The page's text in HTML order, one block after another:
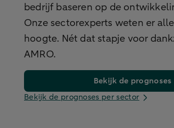
bedrijf baseren op de
Onze sectorexperts weten er
hoogte. Nét dat stapje voor
AMRO.
Bekijk de
Bekijk de prognoses per sector